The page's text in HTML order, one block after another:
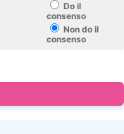
Do il
consenso
Non do il
consenso